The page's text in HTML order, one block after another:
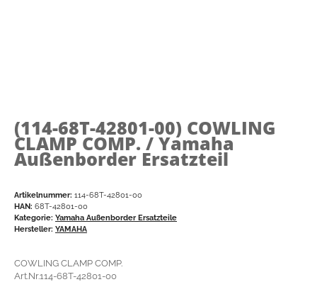
(114-68T-42801-00) COWLING
CLAMP COMP. / Yamaha
Außenborder Ersatzteil
Artikelnummer: 114-68T-42801-00
HAN: 68T-42801-00
Kategorie: Yamaha Außenborder Ersatzteile
Hersteller: YAMAHA
COWLING CLAMP COMP.
Art.Nr.114-68T-42801-00